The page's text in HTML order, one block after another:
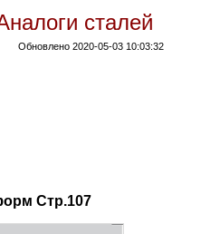
сталей
Обновлено 2020-05-03 10:03:32
Стр.107